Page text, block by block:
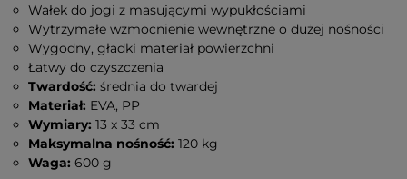
Wałek do jogi z masującymi wypukłościami
Wytrzymałe wzmocnienie wewnętrzne o dużej nośności
Wygodny, gładki materiał powierzchni
Łatwy do czyszczenia
Twardość: średnia do twardej
Materiał: EVA, PP
Wymiary: 13 x 33 cm
Maksymalna nośność: 120 kg
Waga: 600 g